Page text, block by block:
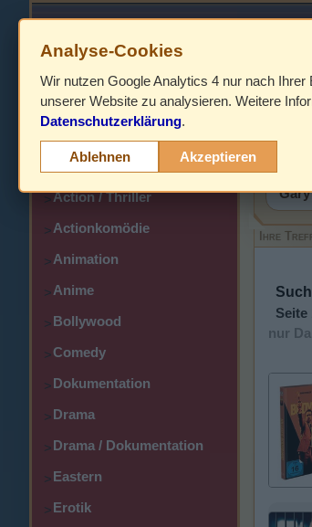
HOME
>
> Action
>Action / Thriller
>Actionkomödie
>Animation
>Anime
>Bollywood
>Comedy
>Dokumentation
>Drama
>Drama / Dokumentation
>Eastern
>Erotik
Ihre
Seite
nur
Analyse-Cookies
Wir nutzen Google Analytics 4 nur nach Ihrer
unserer Website zu analysieren. Weitere
Datenschutzerklärung.
Ablehnen Akzeptieren